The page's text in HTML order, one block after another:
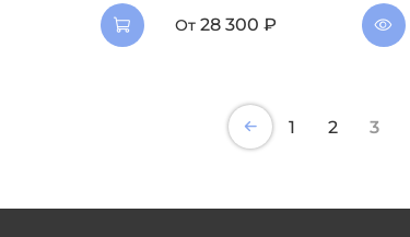
От 28 300 ₽
1 2 3